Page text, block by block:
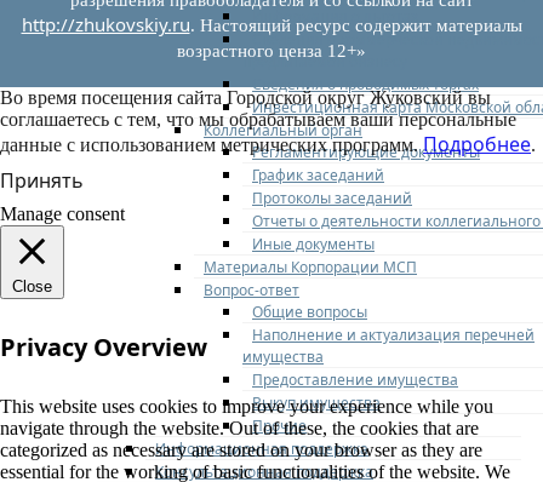
Информация о льготах
Сведения о коммерческой
предлагаемой бизнесу
Сведения о проводимых торгах
Инвестиционная карта Московской
Коллегиальный орган
Регламентирующие документы
График заседаний
Протоколы заседаний
Отчеты о деятельности
Иные документы
Материалы Корпорации МСП
Вопрос-ответ
Общие вопросы
Наполнение и актуализация перечней
имущества
Предоставление имущества
Выкуп имущества
Прочие
Информационная поддержка
Консультационная поддержка
http://zhukovskiy.ru. Настоящий ресурс содержит материалы
возрастного ценза 12+»
Во время посещения сайта Городской округ Жуковский вы
соглашаетесь с тем, что мы обрабатываем ваши персональные
данные с использованием метрических программ.Подробнее.
Принять
Manage consent
Close
Privacy Overview
This website uses cookies to improve your experience while you
navigate through the website. Out of these, the cookies that are
categorized as necessary are stored on your browser as they are
essential for the working of basic functionalities of the website. We